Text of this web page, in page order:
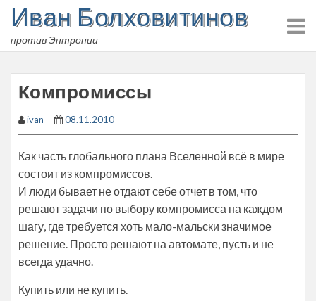
Skip
content
Иван Болховитинов
против Энтропии
Компромиссы
ivan 08.11.2010
Как часть глобального плана Вселенной всё в мире
состоит из компромиссов.
И люди бывает не отдают себе отчет в том, что
решают задачи по выбору компромисса на каждом
шагу, где требуется хоть мало-мальски значимое
решение. Просто решают на автомате, пусть и не
всегда удачно.
Купить или не купить.